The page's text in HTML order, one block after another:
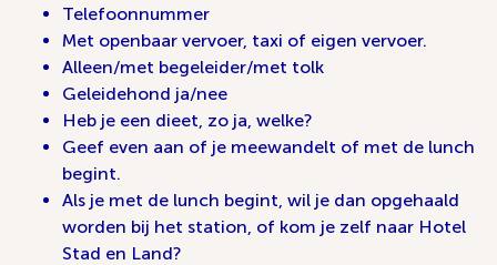
Telefoonnummer
Met openbaar vervoer, taxi of eigen vervoer.
Alleen/met begeleider/met tolk
Geleidehond ja/nee
Heb je een dieet, zo ja, welke?
Geef even aan of je meewandelt of met de lunch
begint.
Als je met de lunch begint, wil je dan opgehaald
worden bij het station, of kom je zelf naar Hotel
Stad en Land?